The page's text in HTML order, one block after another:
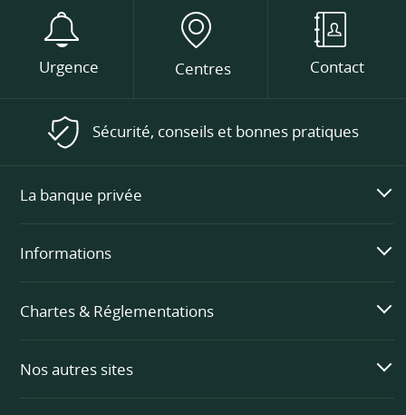
Urgence Centres Contact
Sécurité, conseils et bonnes pratiques
La banque privée
Informations
Chartes & Réglementations
Nos autres sites